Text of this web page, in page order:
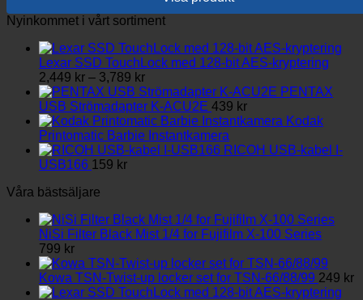
Nyinkommet i vårt sortiment
Lexar SSD TouchLock med 128-bit AES-kryptering
2,449 kr – 3,789 krPrisintervall:
2,449 kr
till
3,789 kr
PENTAX
USB Strömadapter K-ACU2E 439 kr
Kodak
Printomatic Barbie Instantkamera
RICOH USB-kabel I-
USB166 159 kr
Våra bästsäljare
NiSi Filter Black Mist 1/4 for Fujifilm X-100 Series
799 kr
Kowa TSN-Twist-up locker set for TSN-66/88/99 249 kr